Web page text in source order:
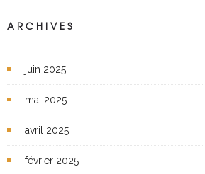
ARCHIVES
juin 2025
mai 2025
avril 2025
février 2025